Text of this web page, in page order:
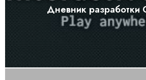
Дневник разработки